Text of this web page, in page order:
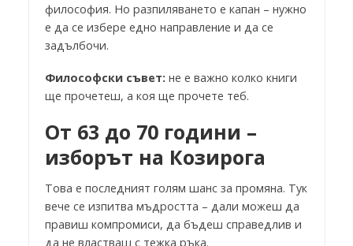
философия. Но разпиляването е капан – нужно
е да се избере едно направление и да се
задълбочи.
Философски съвет: не е важно колко книги
ще прочетеш, а коя ще прочете теб.
От 63 до 70 години –
изборът на Козирога
Това е последният голям шанс за промяна. Тук
вече се изпитва мъдростта – дали можеш да
правиш компромиси, да бъдеш справедлив и
да не властваш с тежка ръка.